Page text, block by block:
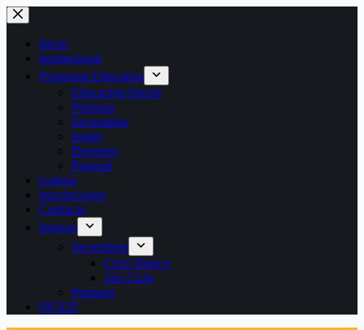
Saltar
al
contenido
Inicio
Institucional
Propuesta Educativa
Educación Inicial
Primaria
Secundaria
Inglés
Deportes
Pastoral
Galería
Inscripciones
Contacto
Ingreso
Secundaria
Ciclo Básico
2do Ciclo
Primaria
SIGED